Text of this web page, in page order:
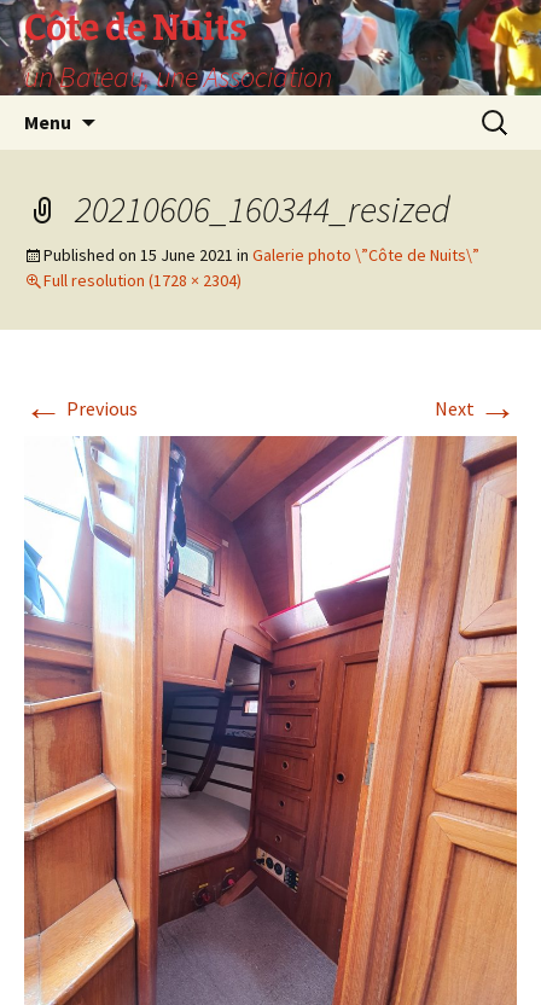
Skip
to
content
Côte de Nuits
un Bateau, une Association
Menu
Search
for:
20210606_160344_resized
Published on 15 June 2021 in Galerie photo \”Côte de Nuits\”
Full resolution (1728 × 2304)
← Previous Next →